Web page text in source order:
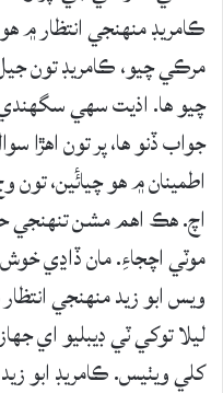
ڪامريڊ منھنجي انتظار ۾
مرڪي چيو، ڪامريڊ تون
چيو ھا. اذيت سھي
جواب ڏنو ھا، پر تون اھڙا
اطمينان ۾ ھو چيائٔين،
اچ. ھڪ اھم مشن تنھنجي
موٽي اچجاءِ. مان ڏاڍي
ويس ابو زيد منھنجي
ليلا توکي ٽي ڊيبليو اي
کلي ويٺيس. ڪامريڊ ابو